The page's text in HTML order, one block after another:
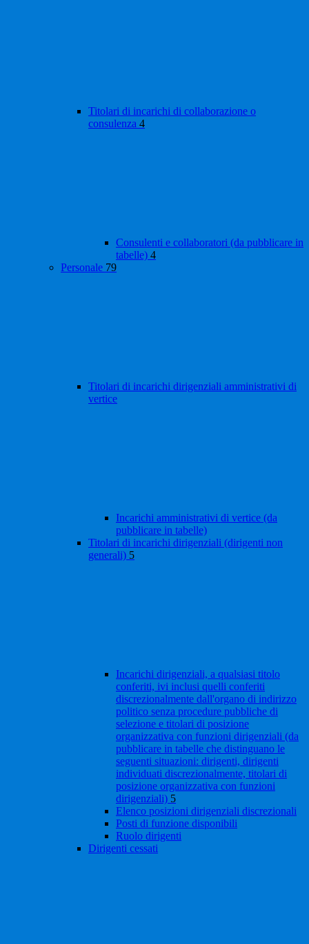
Titolari di incarichi di collaborazione o
consulenza 4
Consulenti e collaboratori (da pubblicare in
tabelle) 4
Personale 79
Titolari di incarichi dirigenziali amministrativi di
vertice
Incarichi amministrativi di vertice (da
pubblicare in tabelle)
Titolari di incarichi dirigenziali (dirigenti non
generali) 5
Incarichi dirigenziali, a qualsiasi titolo
conferiti, ivi inclusi quelli conferiti
discrezionalmente dall'organo di indirizzo
politico senza procedure pubbliche di
selezione e titolari di posizione
organizzativa con funzioni dirigenziali (da
pubblicare in tabelle che distinguano le
seguenti situazioni: dirigenti, dirigenti
individuati discrezionalmente, titolari di
posizione organizzativa con funzioni
dirigenziali) 5
Elenco posizioni dirigenziali discrezionali
Posti di funzione disponibili
Ruolo dirigenti
Dirigenti cessati